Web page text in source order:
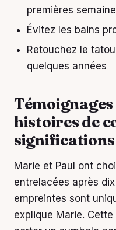
premières
Évitez les bains
Retouchez le
quelques années
histoires de
significations
Marie et Paul ont
entrelacées après
empreintes sont
explique Marie.